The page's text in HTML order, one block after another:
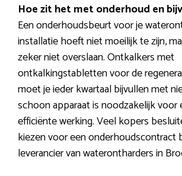
Hoe zit het met onderhoud en
Een onderhoudsbeurt voor je
installatie hoeft niet moeilijk te zijn,
zeker niet overslaan. Ontkalkers met
ontkalkingstabletten voor de
moet je ieder kwartaal bijvullen met
schoon apparaat is noodzakelijk voor
efficiënte werking. Veel kopers
kiezen voor een onderhoudscontract
leverancier van waterontharders in